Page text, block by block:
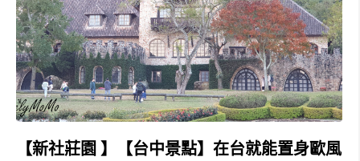
【新社莊園 】【台中景點】在台就能置身歐風